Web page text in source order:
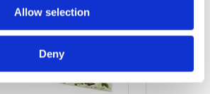
Allow selection
Deny